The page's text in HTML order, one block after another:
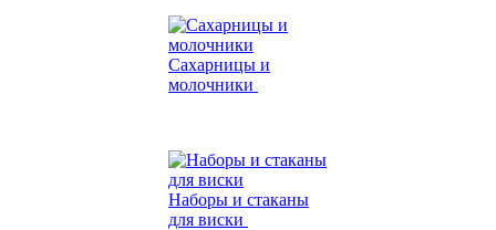
Сахарницы и
молочники
Наборы и стаканы
для виски